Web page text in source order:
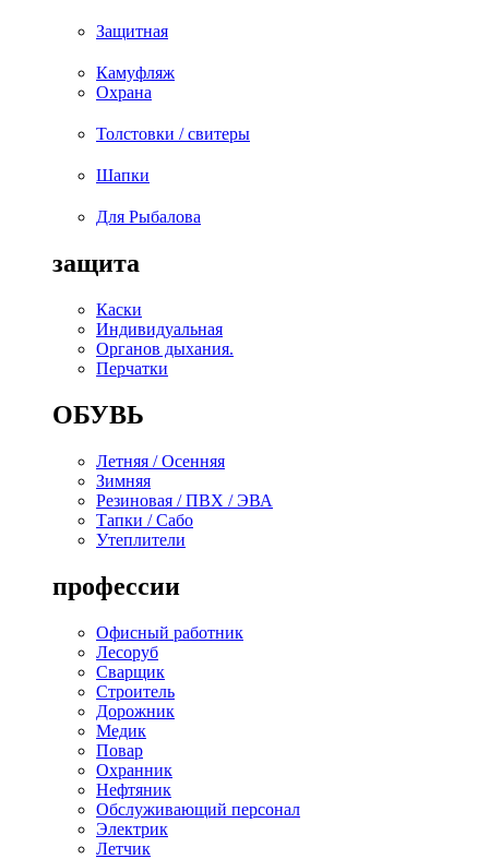
Защитная
Камуфляж
Охрана
Толстовки / свитеры
Шапки
Для Рыбалова
защита
Каски
Индивидуальная
Органов дыхания.
Перчатки
ОБУВЬ
Летняя / Осенняя
Зимняя
Резиновая / ПВХ / ЭВА
Тапки / Сабо
Утеплители
профессии
Офисный работник
Лесоруб
Сварщик
Строитель
Дорожник
Медик
Повар
Охранник
Нефтяник
Обслуживающий персонал
Электрик
Летчик